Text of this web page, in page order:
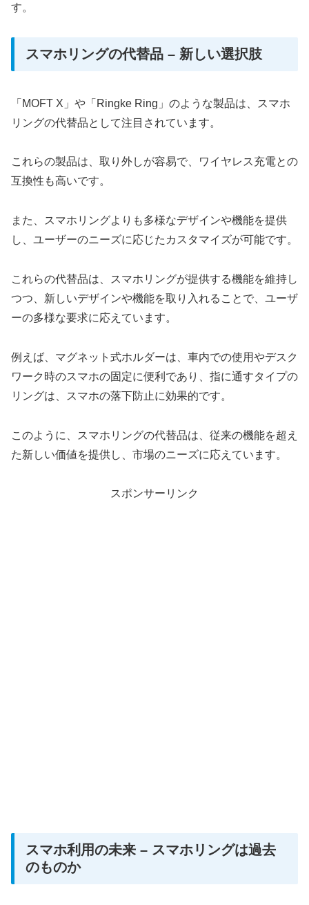
す。
スマホリングの代替品 – 新しい選択肢
「MOFT X」や「Ringke Ring」のような製品は、スマホ
リングの代替品として注目されています。
これらの製品は、取り外しが容易で、ワイヤレス充電との
互換性も高いです。
また、スマホリングよりも多様なデザインや機能を提供
し、ユーザーのニーズに応じたカスタマイズが可能です。
これらの代替品は、スマホリングが提供する機能を維持し
つつ、新しいデザインや機能を取り入れることで、ユーザ
ーの多様な要求に応えています。
例えば、マグネット式ホルダーは、車内での使用やデスク
ワーク時のスマホの固定に便利であり、指に通すタイプの
リングは、スマホの落下防止に効果的です。
このように、スマホリングの代替品は、従来の機能を超え
た新しい価値を提供し、市場のニーズに応えています。
スポンサーリンク
スマホ利用の未来 – スマホリングは過去
のものか